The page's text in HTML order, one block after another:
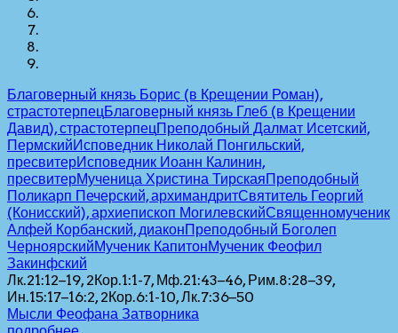
Благоверный князь Борис (в Крещении Роман),
страстотерпецБлаговерный князь Глеб (в Крещении
Давид), страстотерпецПреподобный Далмат Исетский,
ПермскийИсповедник Николай Понгильский,
пресвитерИсповедник Иоанн Калинин,
пресвитерМученица Христина ТирскаяПреподобный
Поликарп Печерский, архимандритСвятитель Георгий
(Конисский), архиепископ МогилевскийСвященномученик
Алфей Корбанский, диаконПреподобный Боголеп
ЧерноярскийМученик КапитонМученик Феофил
Закинфский
Лк.21:12–19, 2Кор.1:1-7, Мф.21:43–46, Рим.8:28–39,
Ин.15:17–16:2, 2Кор.6:1-10, Лк.7:36–50
Мысли Феофана Затворника